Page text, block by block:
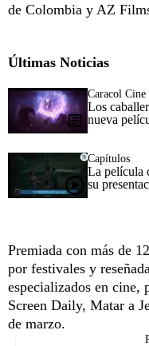
de Colombia y AZ
Últimas Noticias
Caracol Cine
Los
nueva
Capítulos
La película
su
Premiada con más de
por festivales y
especializados en cine,
Screen Daily, Matar a
de marzo.